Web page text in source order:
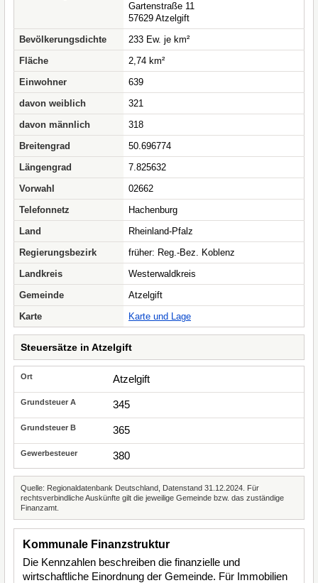
Gartenstraße 11
57629 Atzelgift
Bevölkerungsdichte
233 Ew. je km²
Fläche
2,74 km²
Einwohner
639
davon weiblich
321
davon männlich
318
Breitengrad
50.696774
Längengrad
7.825632
Vorwahl
02662
Telefonnetz
Hachenburg
Land
Rheinland-Pfalz
Regierungsbezirk
früher: Reg.-Bez. Koblenz
Landkreis
Westerwaldkreis
Gemeinde
Atzelgift
Karte
Karte und Lage
Steuersätze in Atzelgift
Atzelgift
345
365
380
Quelle: Regionaldatenbank Deutschland, Datenstand 31.12.2024. Für
rechtsverbindliche Auskünfte gilt die jeweilige Gemeinde bzw. das zuständige
Finanzamt.
Kommunale Finanzstruktur
Die Kennzahlen beschreiben die finanzielle und
wirtschaftliche Einordnung der Gemeinde. Für Immobilien